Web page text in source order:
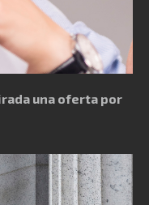
una oferta por